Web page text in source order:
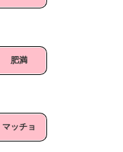
肥満
マッチョ